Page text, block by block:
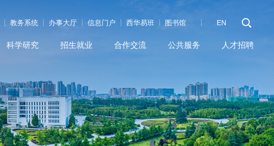
教务系统 办事大厅 信息门户 西华易班 图书馆 EN
科学研究 招生就业 合作交流 公共服务 人才招聘